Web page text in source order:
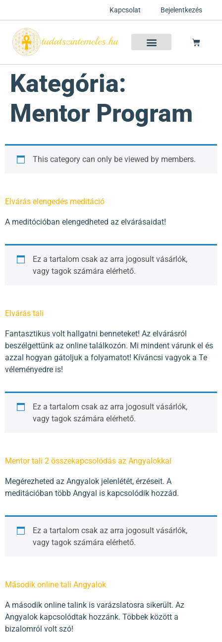
Kapcsolat Bejelentkezés
Kategória:
Mentor Program
This category can only be viewed by members.
Elvárás elengedés meditáció
A meditócióban elengedheted az elvárásaidat!
Ez a tartalom csak az arra jogosult vásárlók,
vagy tagok számára elérhető.
Elvárás tali
Fantasztikus volt hallgatni benneteket! Az elvárásról
beszélgettünk az online találkozón. Mi mindent várunk el és
azzal hogyan gátoljuk a folyamatot! Kíváncsi vagyok a Te
véleményedre is!
Ez a tartalom csak az arra jogosult vásárlók,
vagy tagok számára elérhető.
Mentor tali 2 összekapcsolódás az Angyalokkal
Megérezheted az Angyalok jelenlétét, érzéseit. A
meditációban több Angyal is kapcsolódik hozzád.
Ez a tartalom csak az arra jogosult vásárlók,
vagy tagok számára elérhető.
Második online tali Angyalok
A második online talink is varázslatosra sikerült. Az
Angyalok kapcsolódtak hozzánk. Többek között a
bizalomról volt szó!